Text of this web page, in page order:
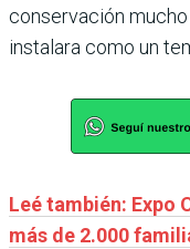
conservación
instalara como un
Leé también: Expo
más de 2.000